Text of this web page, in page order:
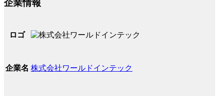
企業情報
ロゴ
企業名 株式会社ワールドインテック